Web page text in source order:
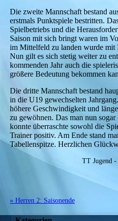
Die zweite Mannschaft bestand
erstmals Punktspiele bestritten.
Spielbetriebs und die
Saison mit sich bringt waren im
im Mittelfeld zu landen wurde mit
Nun gilt es sich stetig weiter zu
kommenden Jahr auch die
größere Bedeutung bekommen
Die dritte Mannschaft bestand
in die U19 gewechselten
höhere Geschwindigkeit und
zu gewöhnen. Das man nun
konnte überraschte sowohl die
Trainer positiv. Am Ende stand
Tabellenspitze. Herzlichen
TT Jugend
« Herren 2: Saisonende